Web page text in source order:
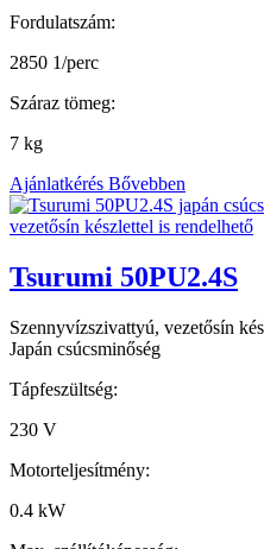
Fordulatszám:
2850 1/perc
Száraz tömeg:
7 kg
Ajánlatkérés Bővebben
Tsurumi 50PU2.4S
Szennyvízszivattyú, vezetősín
Japán csúcsminőség
Tápfeszültség:
230 V
Motorteljesítmény:
0.4 kW